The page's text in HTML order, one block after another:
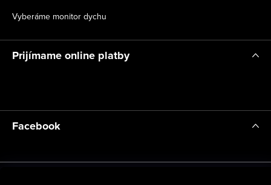
Vyberáme monitor dychu
Prijímame online platby
Facebook